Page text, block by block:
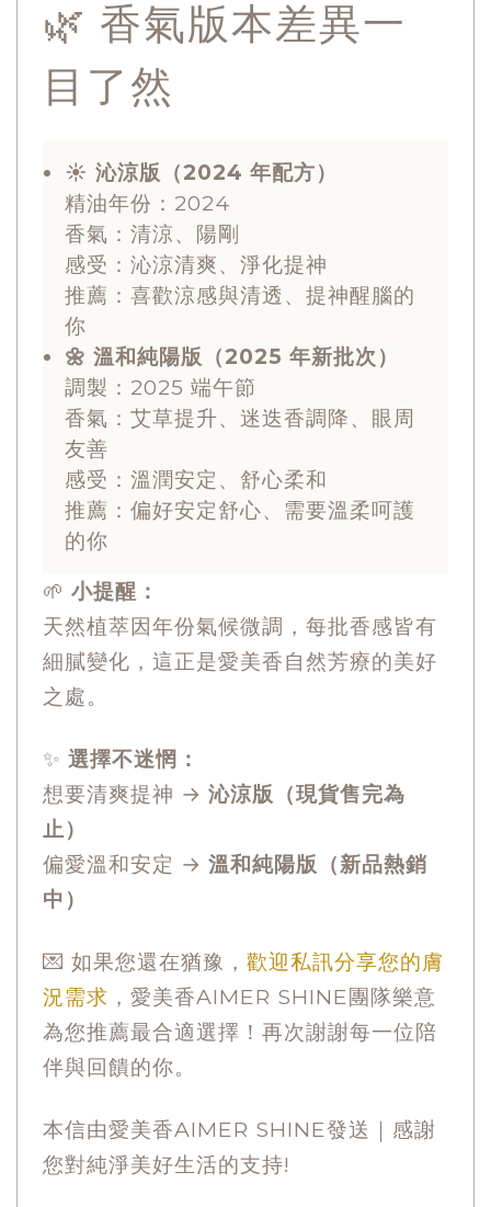
🌿 香氣版本差異一
目了然
☀️ 沁涼版（2024 年配方）
精油年份：2024
香氣：清涼、陽剛
感受：沁涼清爽、淨化提神
推薦：喜歡涼感與清透、提神醒腦的
你
🌼 溫和純陽版（2025 年新批次）
調製：2025 端午節
香氣：艾草提升、迷迭香調降、眼周
友善
感受：溫潤安定、舒心柔和
推薦：偏好安定舒心、需要溫柔呵護
的你
🌱 小提醒：
天然植萃因年份氣候微調，每批香感皆有
細膩變化，這正是愛美香自然芳療的美好
之處。
✨ 選擇不迷惘：
想要清爽提神 → 沁涼版（現貨售完為
止）
偏愛溫和安定 → 溫和純陽版（新品熱銷
中）
💌 如果您還在猶豫， 歡迎私訊分享您的膚
況需求 ，愛美香AIMER SHINE團隊樂意
為您推薦最合適選擇！再次謝謝每一位陪
伴與回饋的你。
本信由愛美香AIMER SHINE發送｜感謝
您對純淨美好生活的支持!